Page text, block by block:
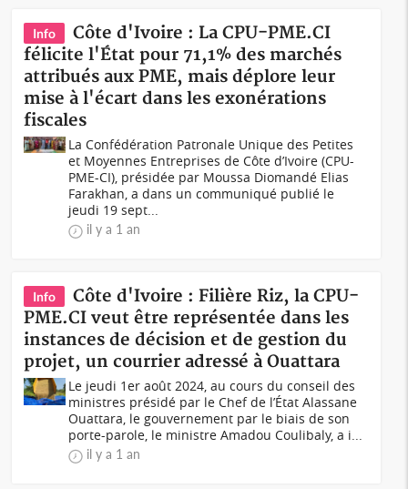
Info
Côte d'Ivoire : La CPU-PME.CI
félicite l'État pour 71,1% des marchés
attribués aux PME, mais déplore leur
mise à l'écart dans les exonérations
fiscales
La Confédération Patronale Unique des Petites
et Moyennes Entreprises de Côte d’Ivoire (CPU-
PME-CI), présidée par Moussa Diomandé Elias
Farakhan, a dans un communiqué publié le
jeudi 19 sept...
il y a 1 an
Info
Côte d'Ivoire : Filière Riz, la CPU-
PME.CI veut être représentée dans les
instances de décision et de gestion du
projet, un courrier adressé à Ouattara
Le jeudi 1er août 2024, au cours du conseil des
ministres présidé par le Chef de l’État Alassane
Ouattara, le gouvernement par le biais de son
porte-parole, le ministre Amadou Coulibaly, a i...
il y a 1 an